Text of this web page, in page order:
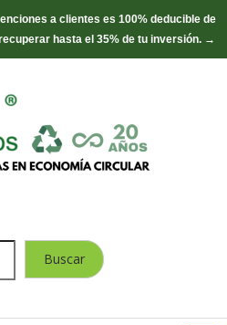
a clientes es 100% deducible de
hasta el 35% de tu inversión. →
Buscar